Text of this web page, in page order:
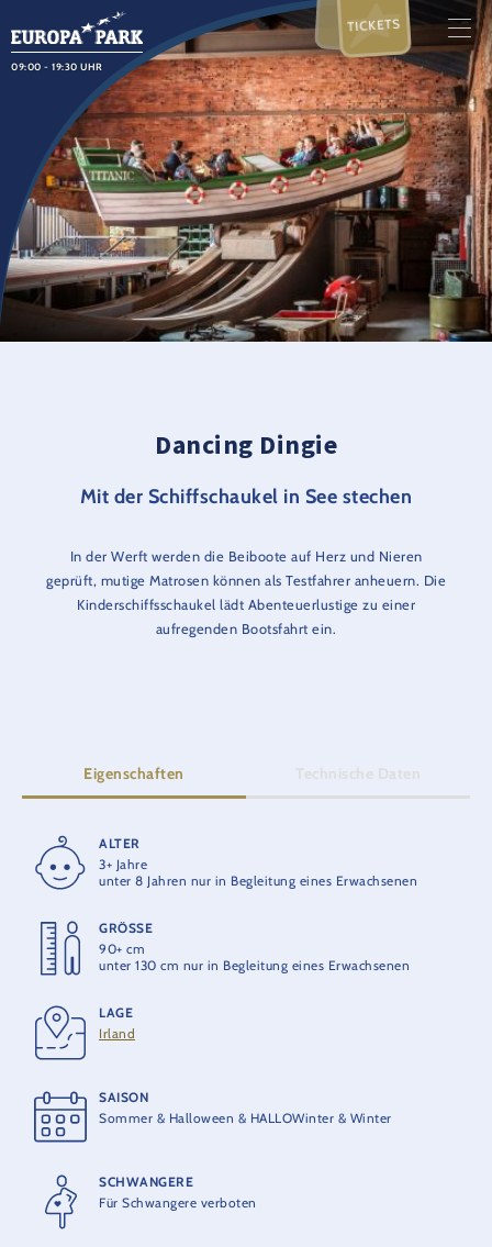
09:00 - 19:30 UHR
TICKETS
Dancing Dingie
Mit der Schiffschaukel in See stechen
In der Werft werden die Beiboote auf Herz und Nieren
geprüft, mutige Matrosen können als Testfahrer anheuern. Die
Kinderschiffsschaukel lädt Abenteuerlustige zu einer
aufregenden Bootsfahrt ein.
Eigenschaften Technische Daten
ALTER
3+ Jahre
unter 8 Jahren nur in Begleitung eines Erwachsenen
GRÖSSE
90+ cm
unter 130 cm nur in Begleitung eines Erwachsenen
LAGE
Irland
SAISON
Sommer & Halloween & HALLOWinter & Winter
SCHWANGERE
Für Schwangere verboten
FAHRTZEIT
1:30 Min.
ERÖFFNUNG
2016
HERSTELLER
Zierer
MAXIMALKAPAZITÄT
24 Personen pro Boot
THEORETISCHE KAPAZITÄT
720 Personen pro Stunde